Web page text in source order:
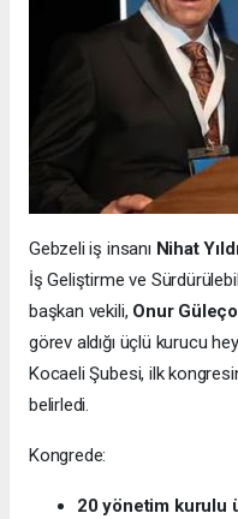
Gebzeli iş insanı Nihat
İş Geliştirme ve
başkan vekili, Onur
görev aldığı üçlü kurucu
Kocaeli Şubesi, ilk
belirledi.
Kongrede:
20 yönetim kurulu